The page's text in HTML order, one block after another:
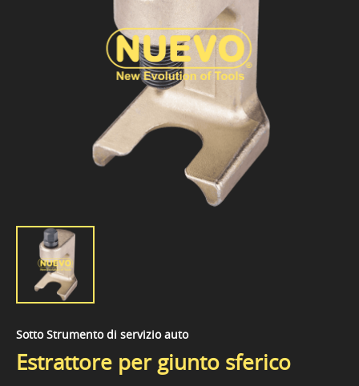
Sotto Strumento di servizio auto
Estrattore per giunto sferico